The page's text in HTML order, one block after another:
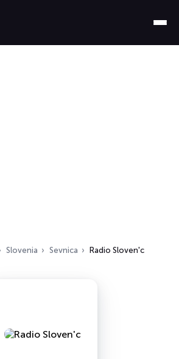
Slovenia Sevnica Radio Sloven'c